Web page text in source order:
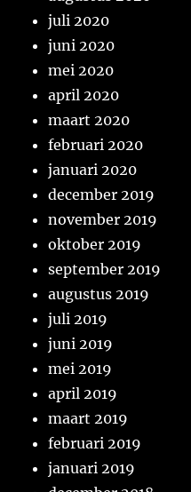
juli 2020
juni 2020
mei 2020
april 2020
maart 2020
februari 2020
januari 2020
december 2019
november 2019
oktober 2019
september 2019
augustus 2019
juli 2019
juni 2019
mei 2019
april 2019
maart 2019
februari 2019
januari 2019